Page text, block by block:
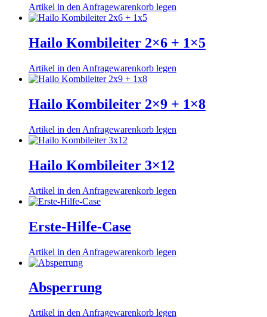
Artikel in den Anfragewarenkorb legen
Hailo Kombileiter 2×6 + 1×5
Artikel in den Anfragewarenkorb legen
Hailo Kombileiter 2×9 + 1×8
Artikel in den Anfragewarenkorb legen
Hailo Kombileiter 3×12
Artikel in den Anfragewarenkorb legen
Erste-Hilfe-Case
Artikel in den Anfragewarenkorb legen
Absperrung
Artikel in den Anfragewarenkorb legen